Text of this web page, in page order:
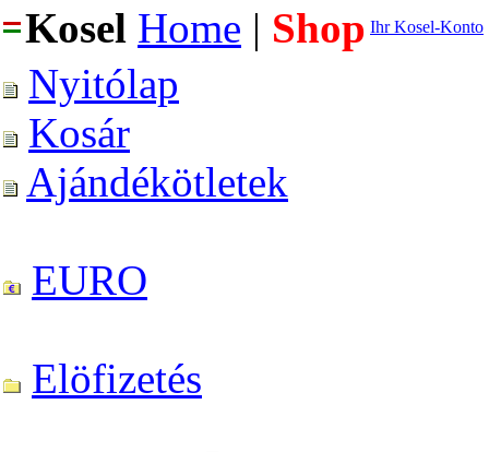
Kosel Home | Shop Ihr Kosel-Konto
Nyitólap
Kosár
Ajándékötletek
EURO
Elöfizetés